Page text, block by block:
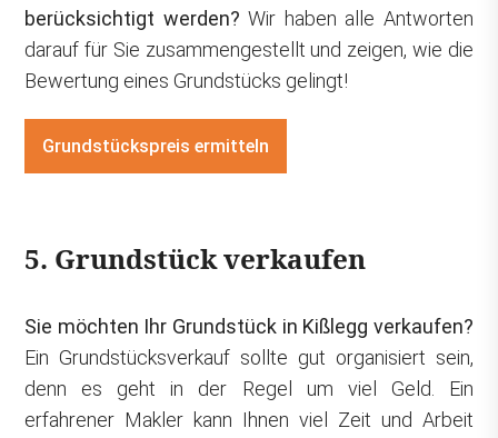
berücksichtigt werden? Wir haben alle Antworten
darauf für Sie zusammengestellt und zeigen, wie die
Bewertung eines Grundstücks gelingt!
Grundstückspreis ermitteln
5. Grundstück verkaufen
Sie möchten Ihr Grundstück in Kißlegg verkaufen?
Ein Grundstücksverkauf sollte gut organisiert sein,
denn es geht in der Regel um viel Geld. Ein
erfahrener Makler kann Ihnen viel Zeit und Arbeit